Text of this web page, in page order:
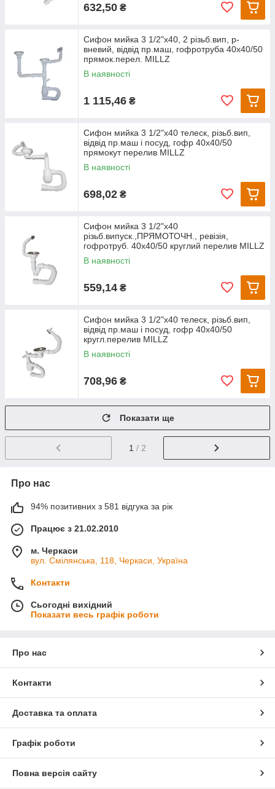
632,50 ₴
Сифон мийка 3 1/2"х40, 2 різьб.вип, р-
вневий, відвід пр.маш, гофротруба 40х40/50
прямок.перел. MILLZ
В наявності
1 115,46 ₴
Сифон мийка 3 1/2"х40 телеск, різьб.вип,
відвід пр.маш і посуд, гофр 40х40/50
прямокут перелив MILLZ
В наявності
698,02 ₴
Сифон мийка 3 1/2"х40
різьб.випуск.,ПРЯМОТОЧН., ревізія,
гофротруб. 40х40/50 круглий перелив MILLZ
В наявності
559,14 ₴
Сифон мийка 3 1/2"х40 телеск, різьб.вип,
відвід пр.маш і посуд, гофр 40х40/50
кругл.перелив MILLZ
В наявності
708,96 ₴
Показати ще
1 / 2
Про нас
94% позитивних з 581 відгука за рік
Працює з 21.02.2010
м. Черкаси
вул. Смілянська, 118, Черкаси, Україна
Контакти
Сьогодні вихідний
Показати весь графік роботи
Про нас
Контакти
Доставка та оплата
Графік роботи
Повна версія сайту